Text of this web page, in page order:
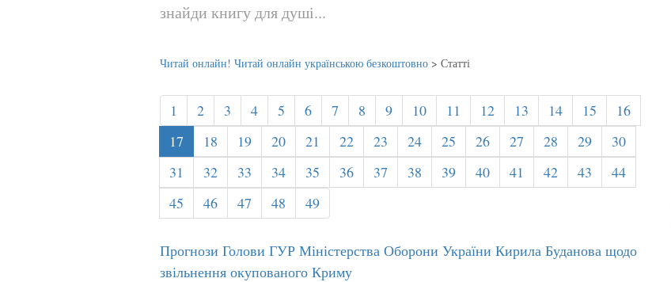
знайди книгу для душі...
Читай онлайн! Читай онлайн українською безкоштовно > Статті
1 2 3 4 5 6 7 8 9 10 11 12 13 14 15
16
17
18 19 20 21 22 23 24 25 26 27 28 29
30
31
32 33 34 35 36 37 38 39 40 41 42 43
44
45
46 47 48 49
Прогнози Голови ГУР Міністерства Оборони України Кирила Буданова щодо
звільнення окупованого Криму